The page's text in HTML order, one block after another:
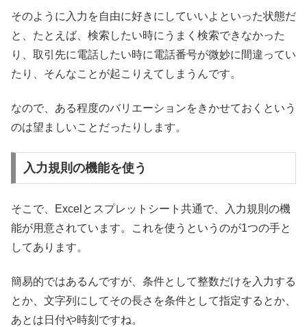
そのように入力を自由に好きにしていいよといった状態だ
と、たとえば、検索したい時にうまく検索できなかった
り、取引先に電話したい時に電話番号が微妙に間違ってい
たり、そんなことが起こりえてしまうんです。
なので、ある程度のバリエーションをきかせておくという
のは望ましいことだったりします。
入力規則の機能を使う
そこで、Excelとスプレットシート共通で、入力規則の機
能が用意されています。これを使うというのが1つの手と
してあります。
簡易的ではあるんですが、条件として整数だけを入力する
とか、文字列にしてその長さを条件として指定するとか、
あとは日付や時刻ですね。